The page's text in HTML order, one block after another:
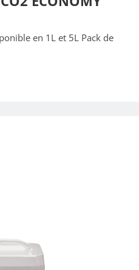
en 1L et 5L Pack de